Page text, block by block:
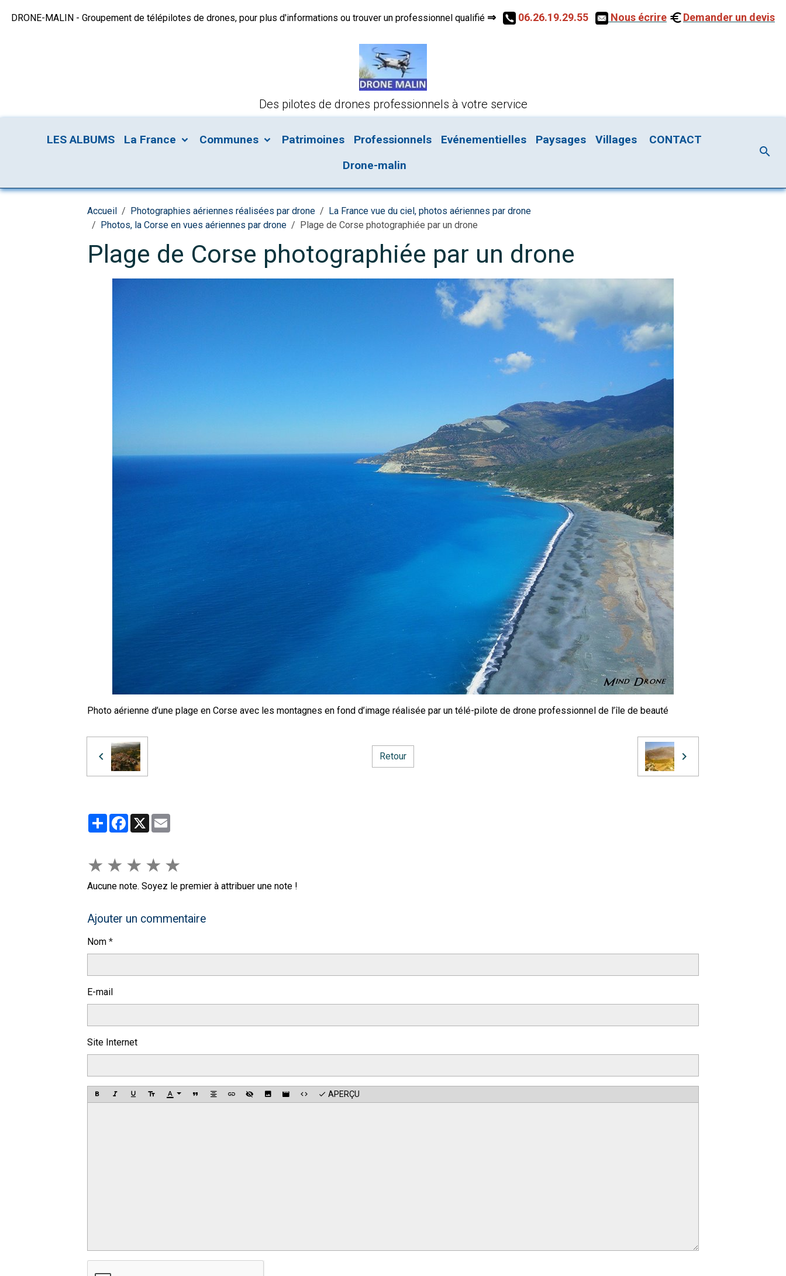
DRONE-MALIN - Groupement de télépilotes de drones, pour plus d'informations ou trouver un professionnel qualifié ⇒ 06.26.19.29.55 Nous écrire Demander un devis
Des pilotes de drones professionnels à votre service
LES ALBUMS La France Communes Patrimoines Professionnels Evénementielles Paysages Villages
CONTACT
Drone-malin
Accueil Photographies aériennes réalisées par drone
La France vue du ciel, photos aériennes par drone
Photos, la Corse en vues aériennes par drone
Plage de Corse photographiée par un drone
Plage de Corse photographiée par un drone
Photo aérienne d’une plage en Corse avec les montagnes en fond d’image réalisée par un télé-pilote de drone professionnel de l’île de beauté
Retour
PartagerFacebook
X
★ ★ ★ ★ ★
Aucune note. Soyez le premier à attribuer une note !
Ajouter un commentaire
Nom
E-mail
Site Internet
APERÇU